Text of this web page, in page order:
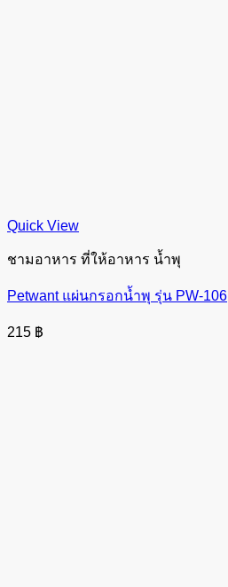
Quick View
ชามอาหาร ที่ให้อาหาร น้ำพุ
Petwant แผ่นกรอกน้ำพุ รุ่น PW-106
215 ฿